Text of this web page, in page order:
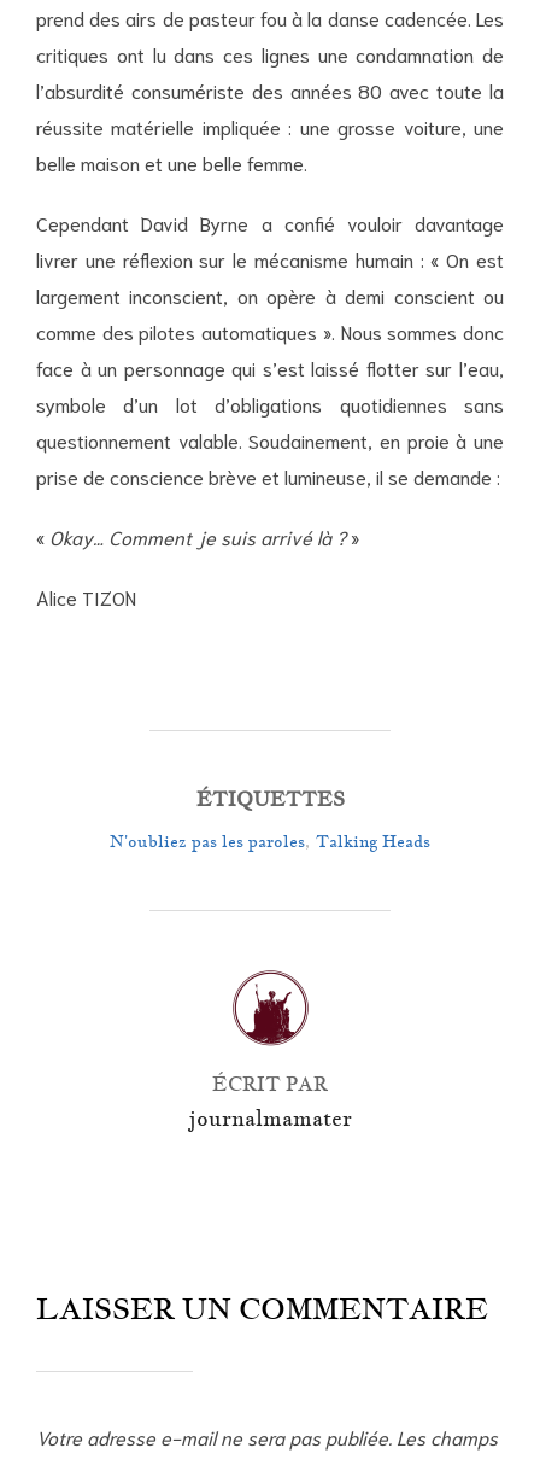
prend des airs de pasteur fou à la danse cadencée. Les
critiques ont lu dans ces lignes une condamnation de
l’absurdité consumériste des années 80 avec toute la
réussite matérielle impliquée : une grosse voiture, une
belle maison et une belle femme.
Cependant David Byrne a confié vouloir davantage
livrer une réflexion sur le mécanisme humain : « On est
largement inconscient, on opère à demi conscient ou
comme des pilotes automatiques ». Nous sommes donc
face à un personnage qui s’est laissé flotter sur l’eau,
symbole d’un lot d’obligations quotidiennes sans
questionnement valable. Soudainement, en proie à une
prise de conscience brève et lumineuse, il se demande :
« Okay… Comment je suis arrivé là ?»
Alice TIZON
ÉTIQUETTES
N'oubliez pas les paroles, Talking Heads
AUTEUR DE LA PUBLICATION
ÉCRIT PAR
journalmamater
LAISSER UN COMMENTAIRE
Votre adresse e-mail ne sera pas publiée. Les champs